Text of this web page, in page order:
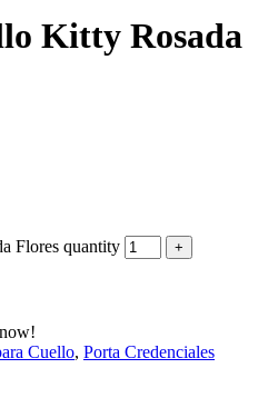
Kitty Rosada
Flores quantity
Cuello, Porta Credenciales